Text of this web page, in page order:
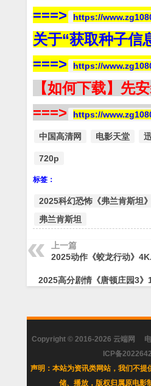
===>
https://
关于“获取种子信
===>
https://
【如何下载】先
===>
https://
中国高清网 电影天堂
720p
标签：
2025科幻恐怖《弗兰肯斯坦
弗兰肯斯坦
上一篇
2025动作《蛟龙行动》
2025高分剧情《唐顿庄园3
Copyright © 2016-2026 云端网
ICP备
声明：本站为资讯类网站，我们不提
储、播放，版权归属原电影